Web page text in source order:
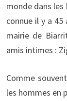
monde dans les
connue il y a 45
mairie de
amis intimes :
Comme
les hommes en